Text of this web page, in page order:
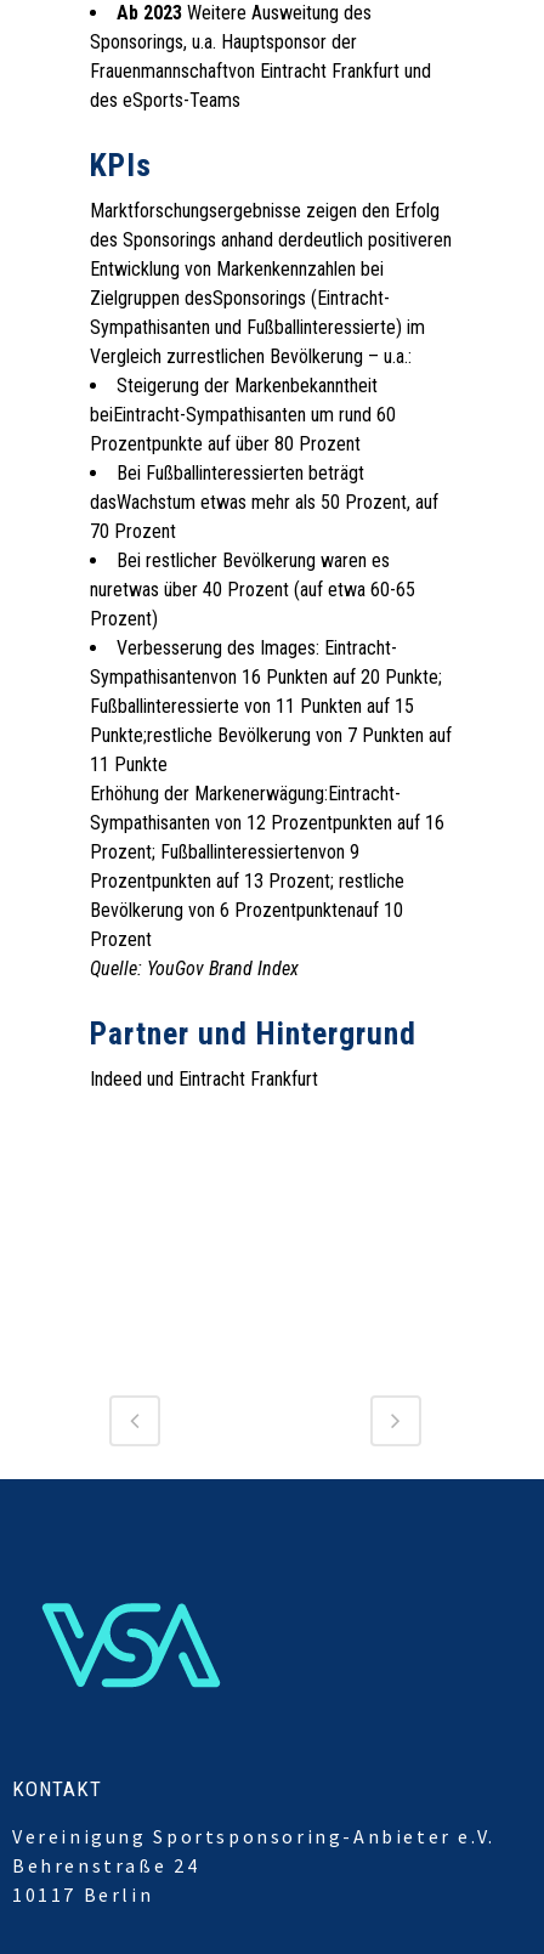
Ab 2023 Weitere Ausweitung des
Sponsorings, u.a. Hauptsponsor der
Frauenmannschaftvon Eintracht Frankfurt und
des eSports-Teams
KPIs
Marktforschungsergebnisse zeigen den Erfolg
des Sponsorings anhand derdeutlich positiveren
Entwicklung von Markenkennzahlen bei
Zielgruppen desSponsorings (Eintracht-
Sympathisanten und Fußballinteressierte) im
Vergleich zurrestlichen Bevölkerung – u.a.:
Steigerung der Markenbekanntheit
beiEintracht-Sympathisanten um rund 60
Prozentpunkte auf über 80 Prozent
Bei Fußballinteressierten beträgt
dasWachstum etwas mehr als 50 Prozent, auf
70 Prozent
Bei restlicher Bevölkerung waren es
nuretwas über 40 Prozent (auf etwa 60-65
Prozent)
Verbesserung des Images: Eintracht-
Sympathisantenvon 16 Punkten auf 20 Punkte;
Fußballinteressierte von 11 Punkten auf 15
Punkte;restliche Bevölkerung von 7 Punkten auf
11 Punkte
Erhöhung der Markenerwägung:Eintracht-
Sympathisanten von 12 Prozentpunkten auf 16
Prozent; Fußballinteressiertenvon 9
Prozentpunkten auf 13 Prozent; restliche
Bevölkerung von 6 Prozentpunktenauf 10
Prozent
Quelle: YouGov Brand Index
‍Partner und Hintergrund
Indeed und Eintracht Frankfurt
KONTAKT
Vereinigung Sportsponsoring-Anbieter e.V.
Behrenstraße 24
10117 Berlin